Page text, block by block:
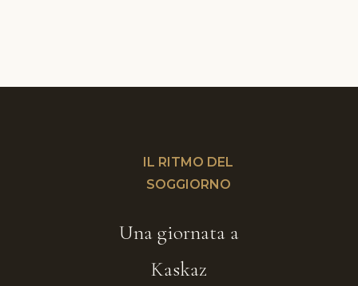
IL RITMO DEL
SOGGIORNO
Una giornata a
Kaskaz